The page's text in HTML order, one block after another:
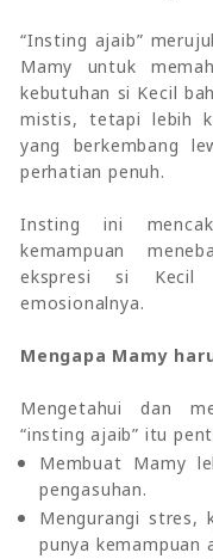
“Insting ajaib”
Mamy untuk
kebutuhan si Kecil
mistis, tetapi lebih
yang berkembang
perhatian penuh.
Insting ini
kemampuan
ekspresi si Kecil
emosionalnya.
Mengapa Mamy
Mengetahui dan
“insting ajaib” itu
Membuat Mamy
pengasuhan.
Mengurangi stres,
punya kemampuan